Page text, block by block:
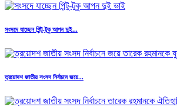
সংসদে যাচ্ছেন পিন্টু-টুকু আপন দুই...
ত্রয়োদশ জাতীয় সংসদ নির্বাচনে জয়ে...